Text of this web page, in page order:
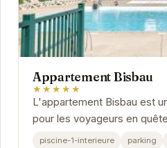
Appartement Bisbau
★★★★★
L'appartement Bisbau est
pour les voyageurs en
tranquillité. Situé dans un
piscine-1-interieure parking